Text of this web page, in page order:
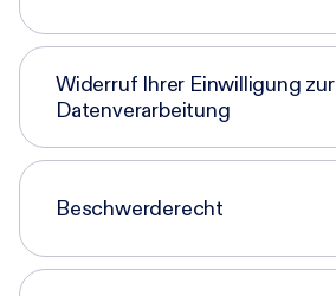
Widerruf Ihrer Einwilligung zur
Datenverarbeitung
Beschwerderecht